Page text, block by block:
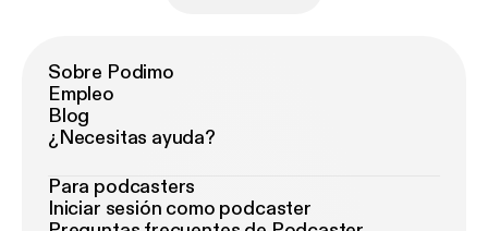
Sobre Podimo
Empleo
Blog
¿Necesitas ayuda?
Para podcasters
Iniciar sesión como podcaster